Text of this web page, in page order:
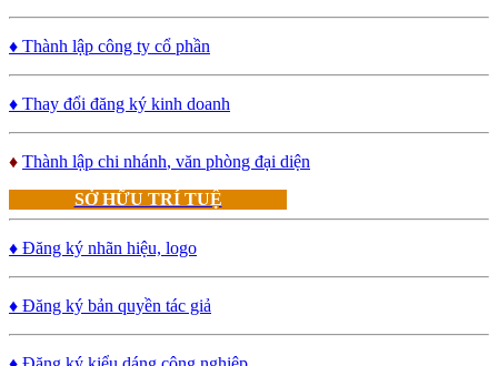
♦ Thành lập công ty cổ phần
♦ Thay đổi đăng ký kinh doanh
♦ Thành lập chi nhánh, văn phòng đại diện
SỞ HỮU TRÍ TUỆ
♦ Đăng ký nhãn hiệu, logo
♦ Đăng ký bản quyền tác giả